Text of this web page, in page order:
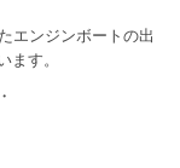
エンジンボートの出
ます。